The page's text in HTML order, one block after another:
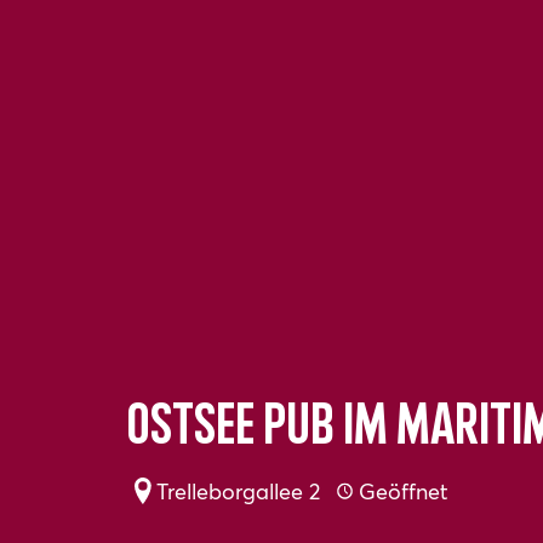
Ostsee Pub im
Trelleborgallee 2 Geöffnet